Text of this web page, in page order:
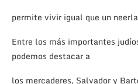
permite vivir igual que un
Entre los más importantes
podemos destacar a
los mercaderes, Salvador y